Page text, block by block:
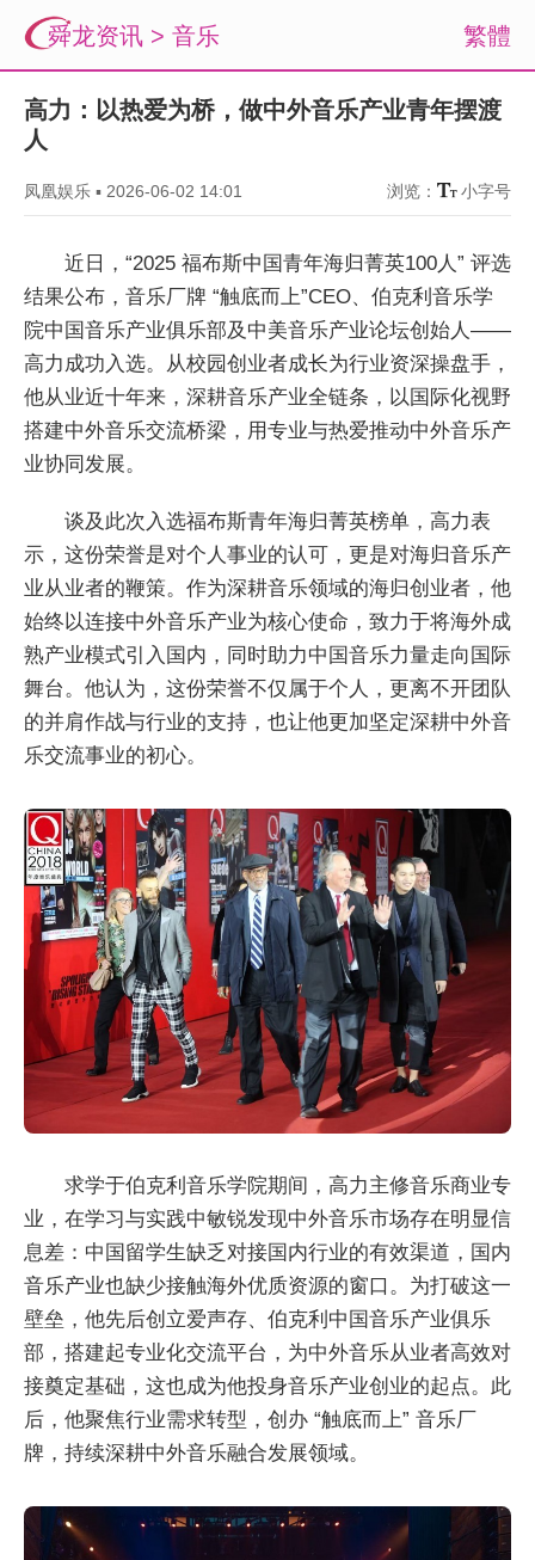
繁體
舜龙资讯 > 音乐
高力：以热爱为桥，做中外音乐产业青年摆渡
人
凤凰娱乐 ▪ 2026-06-02 14:01 浏览： 小字号
近日，“2025 福布斯中国青年海归菁英100人” 评选
结果公布，音乐厂牌 “触底而上”CEO、伯克利音乐学
院中国音乐产业俱乐部及中美音乐产业论坛创始人——
高力成功入选。从校园创业者成长为行业资深操盘手，
他从业近十年来，深耕音乐产业全链条，以国际化视野
搭建中外音乐交流桥梁，用专业与热爱推动中外音乐产
业协同发展。
谈及此次入选福布斯青年海归菁英榜单，高力表
示，这份荣誉是对个人事业的认可，更是对海归音乐产
业从业者的鞭策。作为深耕音乐领域的海归创业者，他
始终以连接中外音乐产业为核心使命，致力于将海外成
熟产业模式引入国内，同时助力中国音乐力量走向国际
舞台。他认为，这份荣誉不仅属于个人，更离不开团队
的并肩作战与行业的支持，也让他更加坚定深耕中外音
乐交流事业的初心。
求学于伯克利音乐学院期间，高力主修音乐商业专
业，在学习与实践中敏锐发现中外音乐市场存在明显信
息差：中国留学生缺乏对接国内行业的有效渠道，国内
音乐产业也缺少接触海外优质资源的窗口。为打破这一
壁垒，他先后创立爱声存、伯克利中国音乐产业俱乐
部，搭建起专业化交流平台，为中外音乐从业者高效对
接奠定基础，这也成为他投身音乐产业创业的起点。此
后，他聚焦行业需求转型，创办 “触底而上” 音乐厂
牌，持续深耕中外音乐融合发展领域。